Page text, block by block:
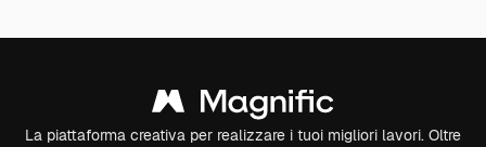
La piattaforma creativa per realizzare i tuoi migliori lavori. Oltre